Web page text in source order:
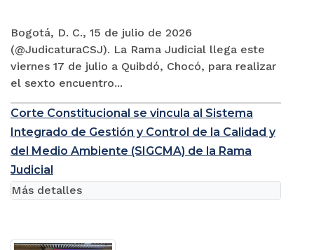
Bogotá, D. C., 15 de julio de 2026
(@JudicaturaCSJ). La Rama Judicial llega este
viernes 17 de julio a Quibdó, Chocó, para realizar
el sexto encuentro...
Corte Constitucional se vincula al Sistema
Integrado de Gestión y Control de la Calidad y
del Medio Ambiente (SIGCMA) de la Rama
Judicial
Más detalles